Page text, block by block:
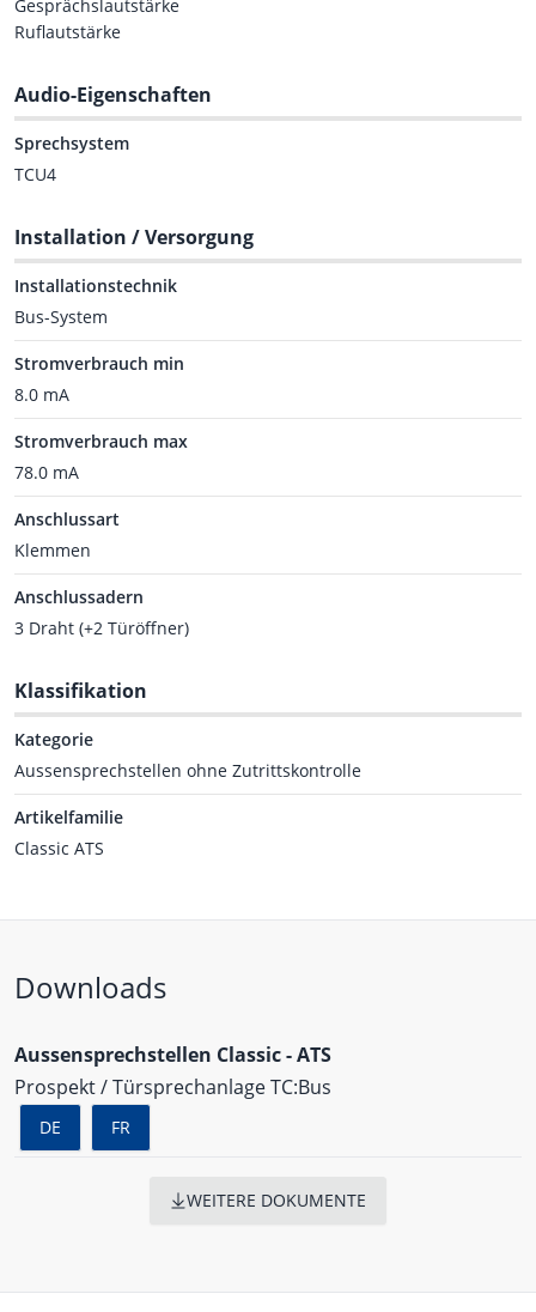
Gesprächslautstärke
Ruflautstärke
Audio-Eigenschaften
Sprechsystem
TCU4
Installation / Versorgung
Installationstechnik
Bus-System
Stromverbrauch min
8.0 mA
Stromverbrauch max
78.0 mA
Anschlussart
Klemmen
Anschlussadern
3 Draht (+2 Türöffner)
Klassifikation
Kategorie
Aussensprechstellen ohne Zutrittskontrolle
Artikelfamilie
Classic ATS
Downloads
Aussensprechstellen Classic - ATS
Prospekt / Türsprechanlage TC:Bus
DE FR
WEITERE DOKUMENTE